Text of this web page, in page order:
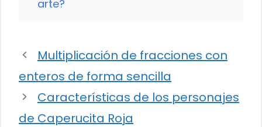
arte?
Multiplicación de fracciones con
enteros de forma sencilla
Características de los personajes
de Caperucita Roja